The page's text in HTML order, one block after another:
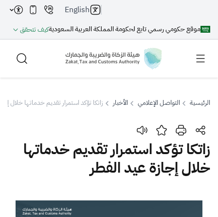
موقع حكومي رسمي تابع لحكومة المملكة العربية السعوديةكيف تتحقق
English
بحث
بحث بحث AI
اقتراحات
الرئيسية التواصل الإعلامي الأخبار زاتكا تؤكد استمرار تقديم خدماتها خلال
زاتكا تؤكد استمرار تقديم خدماتها
خلال إجازة عيد الفطر